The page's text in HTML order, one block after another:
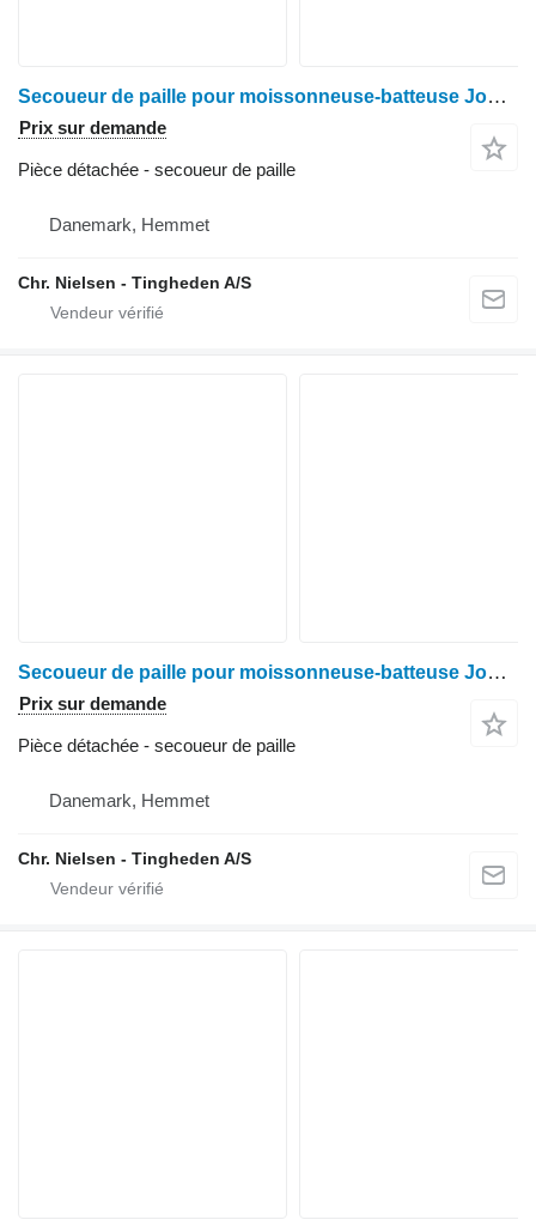
Secoueur de paille pour moissonneuse-batteuse John Deere 1085
Prix sur demande
Pièce détachée - secoueur de paille
Danemark, Hemmet
Chr. Nielsen - Tingheden A/S
Secoueur de paille pour moissonneuse-batteuse John Deere 1085
Prix sur demande
Pièce détachée - secoueur de paille
Danemark, Hemmet
Chr. Nielsen - Tingheden A/S